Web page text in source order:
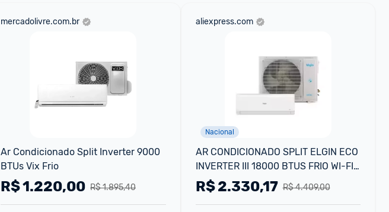
mercadolivre.com.br
Ar Condicionado Split Inverter 9000
BTUs Vix Frio
R$ 1.895,40
R$1.220,00
aliexpress.com
Nacional
AR CONDICIONADO SPLIT ELGIN ECO
INVERTER III 18000 BTUS FRIO WI-FI
BRANCO 220V
R$ 4.409,00
R$2.330,17